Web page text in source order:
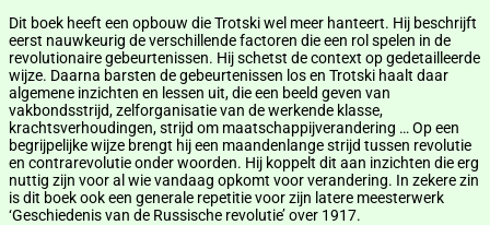
Dit boek heeft een opbouw die Trotski wel meer hanteert. Hij beschrijft
eerst nauwkeurig de verschillende factoren die een rol spelen in de
revolutionaire gebeurtenissen. Hij schetst de context op gedetailleerde
wijze. Daarna barsten de gebeurtenissen los en Trotski haalt daar
algemene inzichten en lessen uit, die een beeld geven van
vakbondsstrijd, zelforganisatie van de werkende klasse,
krachtsverhoudingen, strijd om maatschappijverandering … Op een
begrijpelijke wijze brengt hij een maandenlange strijd tussen revolutie
en contrarevolutie onder woorden. Hij koppelt dit aan inzichten die erg
nuttig zijn voor al wie vandaag opkomt voor verandering. In zekere zin
is dit boek ook een generale repetitie voor zijn latere meesterwerk
‘Geschiedenis van de Russische revolutie’ over 1917.